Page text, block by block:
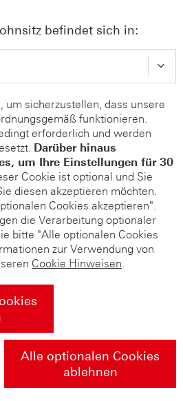
befindet sich in:
um sicherzustellen, dass unsere
funktionieren.
erforderlich und werden
Darüber hinaus
um Ihre Einstellungen für 30
Cookie ist optional und Sie
diesen akzeptieren möchten.
Cookies akzeptieren".
die Verarbeitung optionaler
bitte "Alle optionalen Cookies
zur Verwendung von
Cookie Hinweisen.
Alle optionalen Cookies
ablehnen